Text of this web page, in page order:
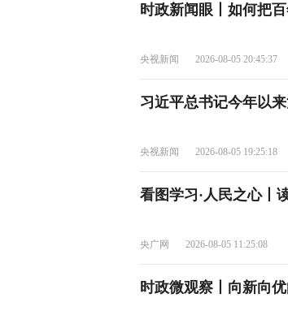
时政新闻眼丨如何把
央视新闻 2026-08-05 20:45:37
习近平总书记今年以
央视新闻 2026-08-05 19:25:18
看图学习·人民之心丨
央广网 2026-08-05 11:25:08
时政微观察丨向新向